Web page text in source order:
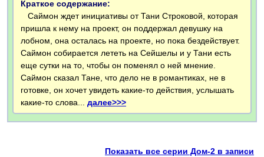
Краткое содержание:
Саймон ждет инициативы от Тани Строковой, которая
пришла к нему на проект, он поддержал девушку на
лобном, она осталась на проекте, но пока бездействует.
Саймон собирается лететь на Сейшелы и у Тани есть
еще сутки на то, чтобы он поменял о ней мнение.
Саймон сказал Тане, что дело не в романтиках, не в
готовке, он хочет увидеть какие-то действия, услышать
какие-то слова... далее>>>
Показать все серии Дом-2 в записи